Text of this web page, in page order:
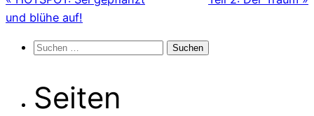
und blühe auf!
Suchen
Seiten